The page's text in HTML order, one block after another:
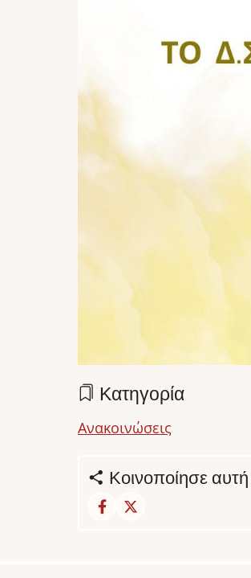
Κατηγορία
Ανακοινώσεις
Κοινοποίησε